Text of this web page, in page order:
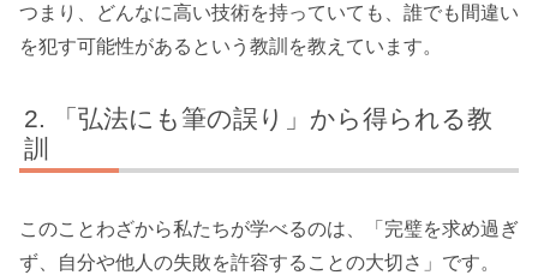
つまり、どんなに高い技術を持っていても、誰でも間違い
を犯す可能性があるという教訓を教えています。
「弘法にも筆の誤り」から得られる教
訓
このことわざから私たちが学べるのは、「完璧を求め過ぎ
ず、自分や他人の失敗を許容することの大切さ」です。